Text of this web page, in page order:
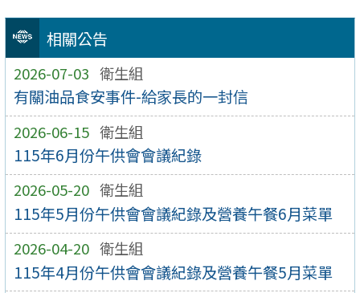
相關公告
2026-07-03 衛生組
有關油品食安事件-給家長的一封信
2026-06-15 衛生組
115年6月份午供會會議紀錄
2026-05-20 衛生組
115年5月份午供會會議紀錄及營養午餐6月菜單
2026-04-20 衛生組
115年4月份午供會會議紀錄及營養午餐5月菜單